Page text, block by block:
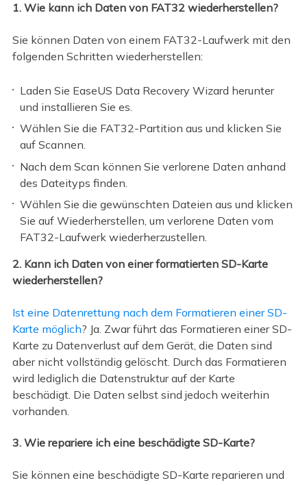
1. Wie kann ich Daten von FAT32 wiederherstellen?
Sie können Daten von einem FAT32-Laufwerk mit den
folgenden Schritten wiederherstellen:
Laden Sie EaseUS Data Recovery Wizard herunter
und installieren Sie es.
Wählen Sie die FAT32-Partition aus und klicken Sie
auf Scannen.
Nach dem Scan können Sie verlorene Daten anhand
des Dateityps finden.
Wählen Sie die gewünschten Dateien aus und klicken
Sie auf Wiederherstellen, um verlorene Daten vom
FAT32-Laufwerk wiederherzustellen.
2. Kann ich Daten von einer formatierten SD-Karte
wiederherstellen?
Ist eine Datenrettung nach dem Formatieren einer SD-
Karte möglich? Ja. Zwar führt das Formatieren einer SD-
Karte zu Datenverlust auf dem Gerät, die Daten sind
aber nicht vollständig gelöscht. Durch das Formatieren
wird lediglich die Datenstruktur auf der Karte
beschädigt. Die Daten selbst sind jedoch weiterhin
vorhanden.
3. Wie repariere ich eine beschädigte SD-Karte?
Sie können eine beschädigte SD-Karte reparieren und